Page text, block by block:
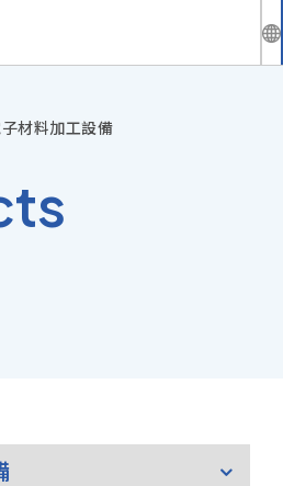
材料加工設備